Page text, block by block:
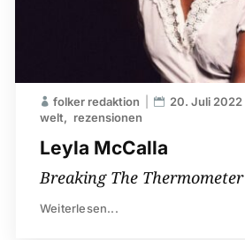
Leyla McCalla
folker redaktion 20. Juli 2022
welt
rezensionen
Breaking The Thermometer
Weiterlesen...